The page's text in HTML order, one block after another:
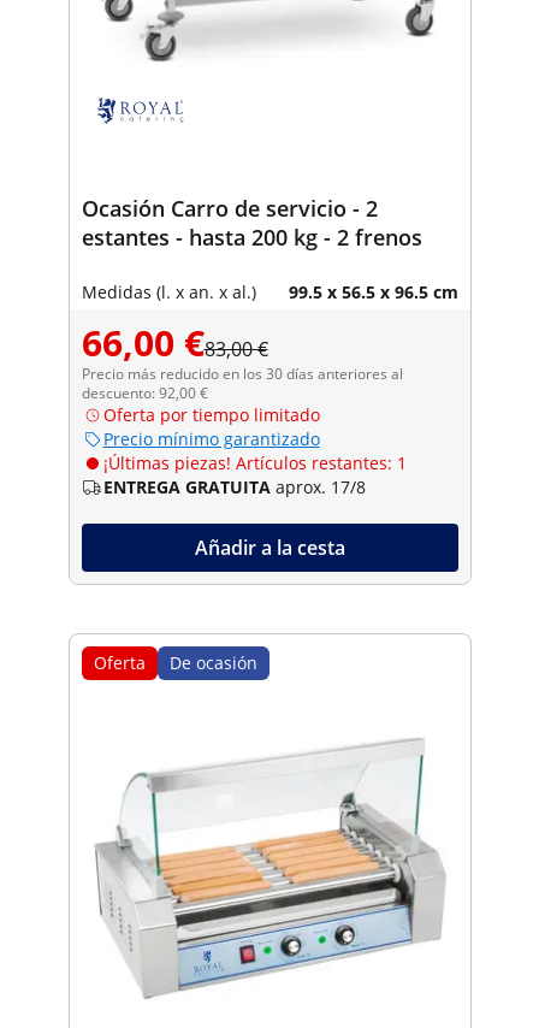
Ocasión Carro de servicio - 2
estantes - hasta 200 kg - 2 frenos
Medidas (l. x an. x al.) 99.5 x 56.5 x 96.5 cm
66,00 €83,00 €
Precio más reducido en los 30 días anteriores al
descuento: 92,00 €
Oferta por tiempo limitado
Precio mínimo garantizado
¡Últimas piezas! Artículos restantes: 1
ENTREGA GRATUITA aprox. 17/8
Añadir a la cesta
Oferta De ocasión